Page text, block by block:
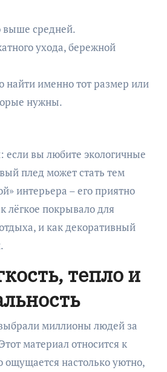
выше средней.
ухода, бережной
найти именно тот размер или
нужны.
если вы любите экологичные
плед может стать тем
интерьера – его приятно
лёгкое покрывало для
и как декоративный
тепло и
миллионы людей за
материал относится к
ощущается настолько уютно,